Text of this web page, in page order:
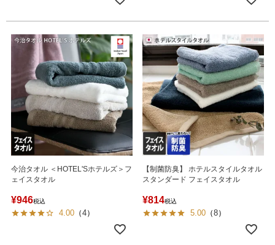
今治タオル ＜HOTEL'Sホテルズ＞フ
ェイスタオル
¥946税込
4.00 （4）
【制菌防臭】 ホテルスタイルタオル
スタンダード フェイスタオル
¥814税込
5.00 （8）